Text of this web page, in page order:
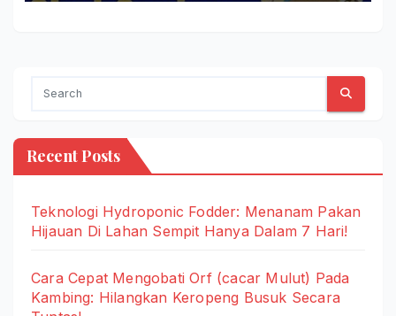
Recent Posts
Teknologi Hydroponic Fodder: Menanam Pakan
Hijauan Di Lahan Sempit Hanya Dalam 7 Hari!
Cara Cepat Mengobati Orf (cacar Mulut) Pada
Kambing: Hilangkan Keropeng Busuk Secara